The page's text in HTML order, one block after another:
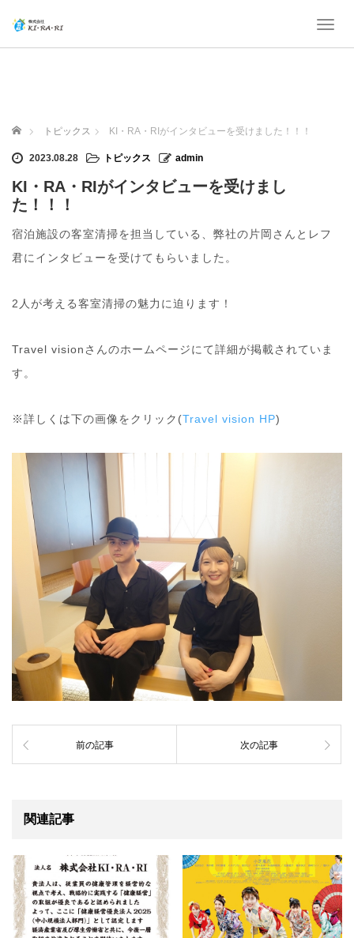
T
i
ホーム トピックス KI・RA・RIがインタビューを受けました！！！
2023.08.28 トピックス admin
KI・RA・RIがインタビューを受けまし
た！！！
宿泊施設の客室清掃を担当している、弊社の片岡さんとレフ
君にインタビューを受けてもらいました。
2人が考える客室清掃の魅力に迫ります！
Travel visionさんのホームページにて詳細が掲載されていま
す。
※詳しくは下の画像をクリック(Travel vision HP)
前の記事 次の記事
関連記事